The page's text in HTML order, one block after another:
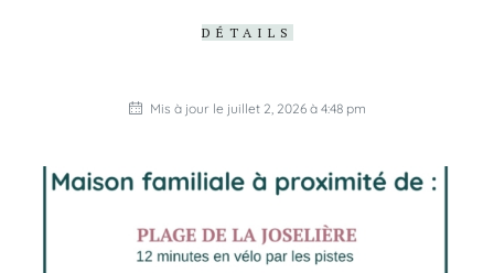
DÉTAILS
Mis à jour le juillet 2, 2026 à 4:48 pm